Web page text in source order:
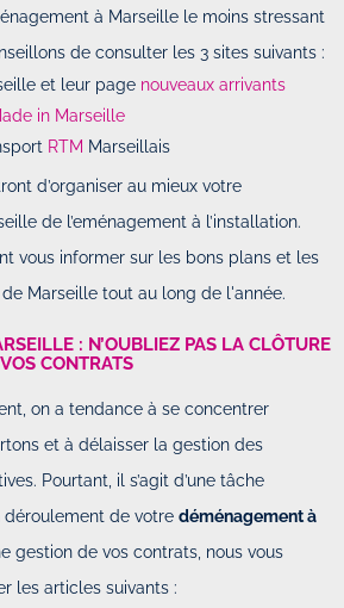
à Marseille le moins stressant
de consulter les 3 sites suivants :
et leur page nouveaux arrivants
in Marseille
RTM Marseillais
d’organiser au mieux votre
de l’eménagement à l’installation.
vous informer sur les bons plans et les
Marseille tout au long de l'année.
: N’OUBLIEZ PAS LA CLÔTURE
CONTRATS
on a tendance à se concentrer
et à délaisser la gestion des
Pourtant, il s’agit d’une tâche
déroulement de votre déménagement à
gestion de vos contrats, nous vous
les articles suivants :